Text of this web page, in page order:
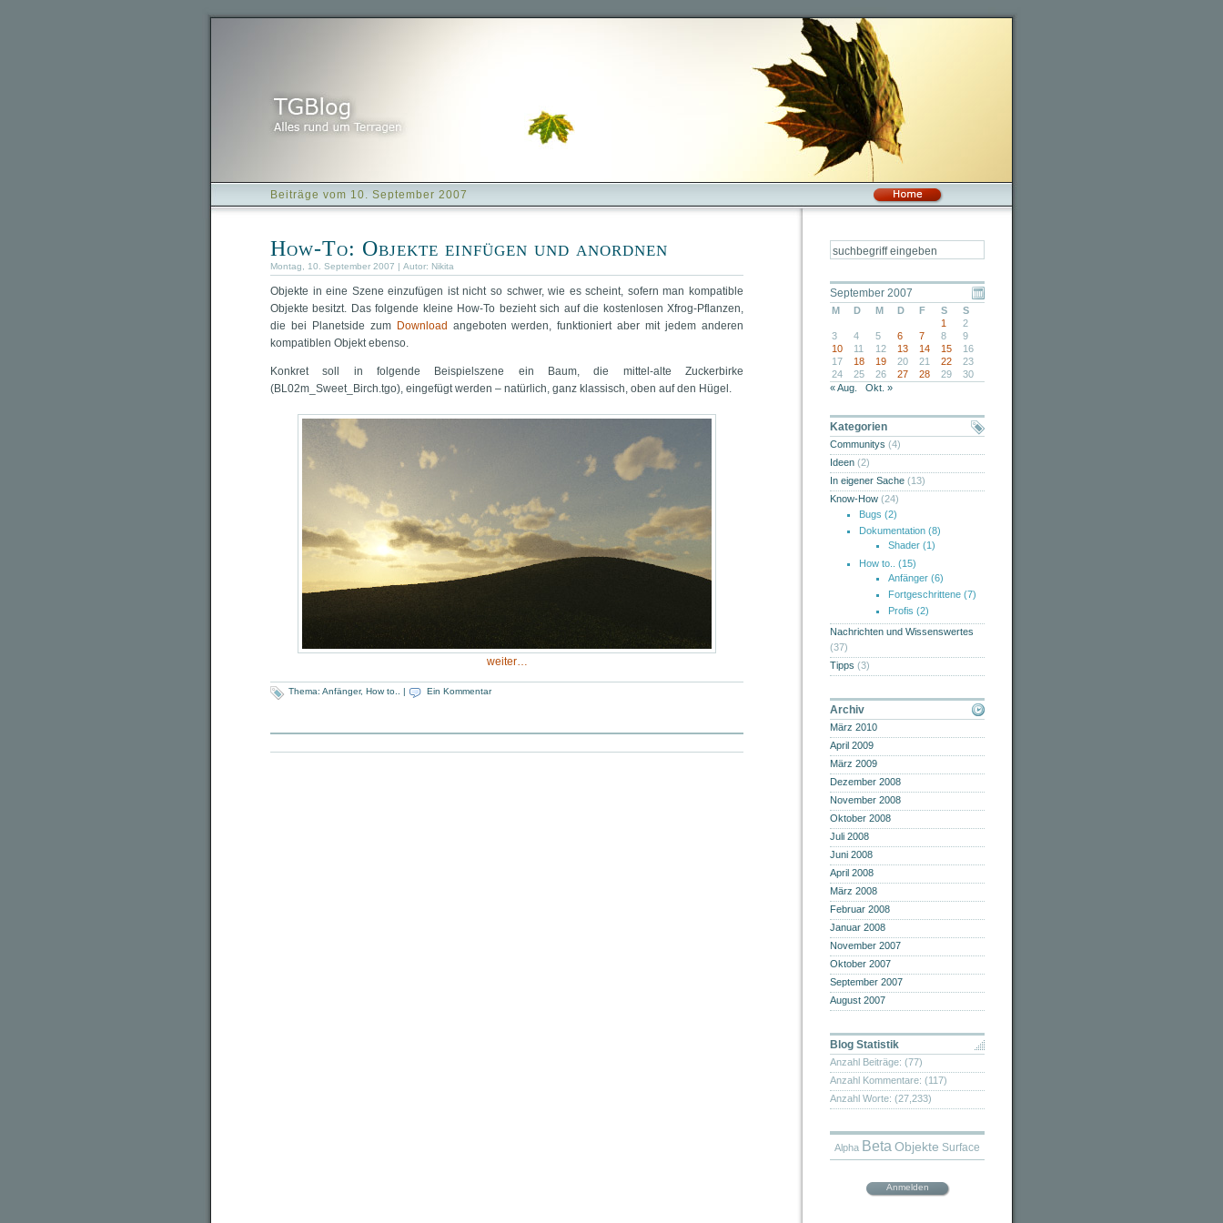
Beiträge vom 10. September 2007
How-To: Objekte einfügen und anordnen
Montag, 10. September 2007 | Autor: Nikita
Objekte in eine Szene einzufügen ist nicht so schwer, wie es scheint, sofern man kompatible
Objekte besitzt. Das folgende kleine How-To bezieht sich auf die kostenlosen Xfrog-Pflanzen,
die bei Planetside zum Download angeboten werden, funktioniert aber mit jedem anderen
kompatiblen Objekt ebenso.
Konkret soll in folgende Beispielszene ein Baum, die mittel-alte Zuckerbirke
(BL02m_Sweet_Birch.tgo), eingefügt werden – natürlich, ganz klassisch, oben auf den Hügel.
weiter…
Thema: Anfänger, How to.. | Ein Kommentar
September 2007
M D M D F S
S
1
2
3
4 5 6 7 8
9
10
11 12 13 14 15
16
17
18 19 20 21 22
23
24
25 26 27 28 29
30
« Aug.
Okt. »
Kategorien
Communitys (4)
Ideen (2)
In eigener Sache (13)
Know-How (24)
Bugs (2)
Dokumentation (8)
Shader (1)
How to..
(15)
Anfänger (6)
Fortgeschrittene (7)
Profis (2)
Nachrichten und Wissenswertes
(37)
Tipps (3)
Archiv
März 2010
April 2009
März 2009
Dezember 2008
November 2008
Oktober 2008
Juli 2008
Juni 2008
April 2008
März 2008
Februar 2008
Januar 2008
November 2007
Oktober 2007
September 2007
August 2007
Blog Statistik
Anzahl Beiträge: (77)
Anzahl Kommentare: (117)
Anzahl Worte: (27,233)
Alpha Beta Objekte Surface
Anmelden